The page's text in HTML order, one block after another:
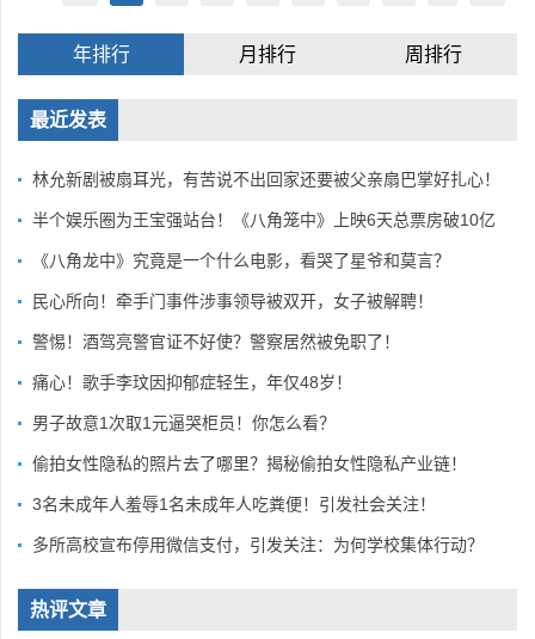
年排行 月排行 周排行
最近发表
林允新剧被扇耳光，有苦说不出回家还要被父亲扇巴掌好扎心！
半个娱乐圈为王宝强站台！《八角笼中》上映6天总票房破10亿
《八角龙中》究竟是一个什么电影，看哭了星爷和莫言？
民心所向！牵手门事件涉事领导被双开，女子被解聘！
警惕！酒驾亮警官证不好使？警察居然被免职了！
痛心！歌手李玟因抑郁症轻生，年仅48岁！
男子故意1次取1元逼哭柜员！你怎么看？
偷拍女性隐私的照片去了哪里？揭秘偷拍女性隐私产业链！
3名未成年人羞辱1名未成年人吃粪便！引发社会关注！
多所高校宣布停用微信支付，引发关注：为何学校集体行动？
热评文章